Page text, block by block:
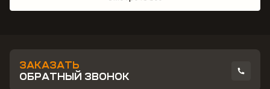
ЗАКАЗАТЬ
ОБРАТНЫЙ ЗВОНОК